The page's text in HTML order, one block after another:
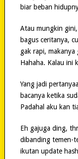
biar beban
Atau mungkin
bagus ceritanya,
gak rapi, makanya
Hahaha. Kalau ini
Yang jadi
bacanya ketika
Padahal aku kan
Eh gajuga ding,
dibanding temen-
ikutan update